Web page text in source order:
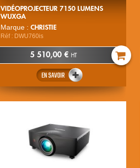
VIDÉOPROJECTEUR 7150 LUMENS
WUXGA
Marque : CHRISTIE
Réf : DWU760is
5 510,00 € HT
EN SAVOIR